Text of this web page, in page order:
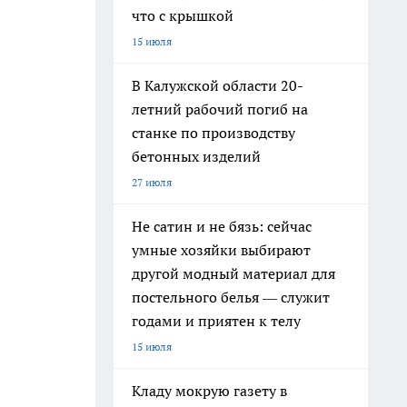
что с крышкой
15 июля
В Калужской области 20-
летний рабочий погиб на
станке по производству
бетонных изделий
27 июля
Не сатин и не бязь: сейчас
умные хозяйки выбирают
другой модный материал для
постельного белья — служит
годами и приятен к телу
15 июля
Кладу мокрую газету в